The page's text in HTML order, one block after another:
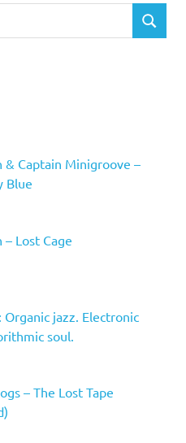
SUCHEN
& Captain Minigroove –
Blue
– Lost Cage
Organic jazz. Electronic
soul.
– The Lost Tape